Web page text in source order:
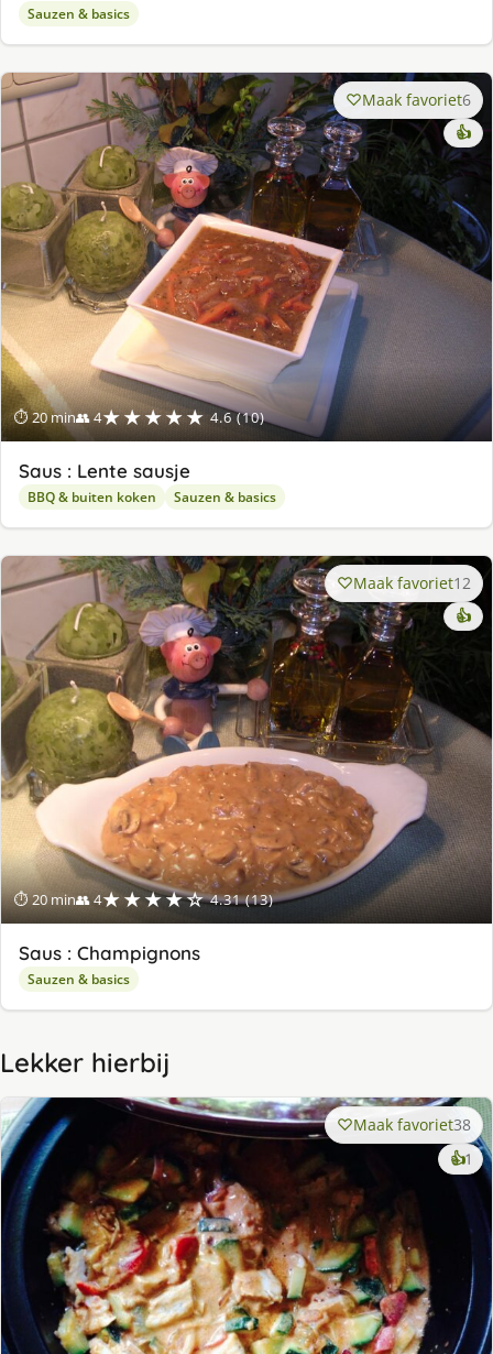
Sauzen & basics
⏱ 20 min👥 4★★★★★ 4.6 (10)
Maak favoriet6
👍
Saus : Lente sausje
BBQ & buiten koken Sauzen & basics
⏱ 20 min👥 4★★★★☆ 4.31 (13)
Maak favoriet12
👍
Saus : Champignons
Sauzen & basics
Lekker hierbij
Maak favoriet38
👍1